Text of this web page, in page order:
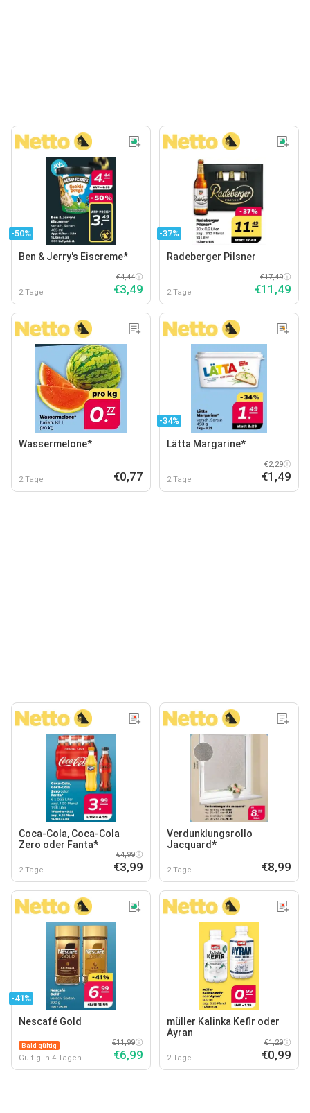
-50%
Ben & Jerry's Eiscreme*
2 Tage
€4,44
€3,49
-37%
Radeberger Pilsner
2 Tage
€17,49
€11,49
Wassermelone*
2 Tage €0,77
-34%
Lätta Margarine*
2 Tage
€2,29
€1,49
Coca-Cola, Coca-Cola
Zero oder Fanta*
2 Tage
€4,99
€3,99
Verdunklungsrollo
Jacquard*
2 Tage €8,99
-41%
Nescafé Gold
Bald gültig
Gültig in 4 Tagen
€11,99
€6,99
müller Kalinka Kefir oder
Ayran
2 Tage
€1,29
€0,99